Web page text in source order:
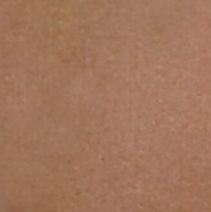
− 切手